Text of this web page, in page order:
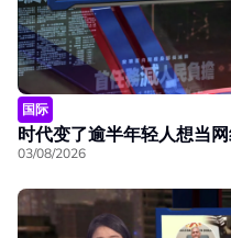
国际
时代变了逾半年轻人想当
03/08/2026